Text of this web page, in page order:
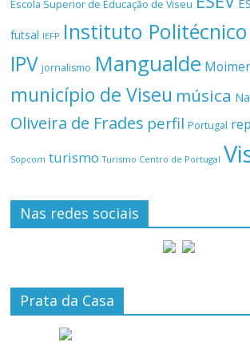
Escola Superior de Educação de Viseu
futsal IEFP Instituto Politécnico
IPV jornalismo Mangualde
município de Viseu música
Oliveira de Frades perfil Portugal
Sopcom turismo Turismo Centro de Portugal
Nas redes sociais
Prata da Casa